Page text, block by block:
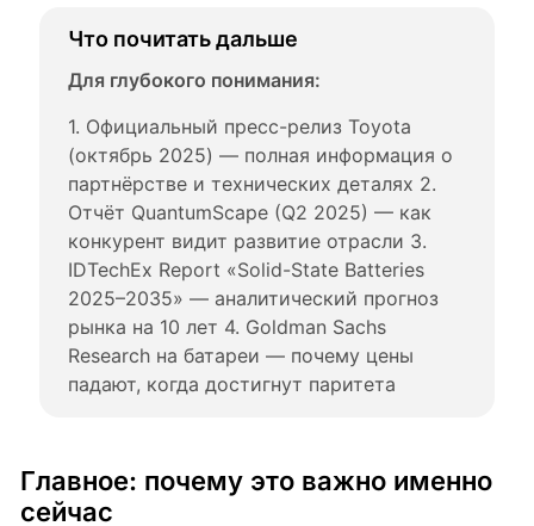
Что почитать дальше
Для глубокого понимания:
1. Официальный пресс-релиз Toyota
(октябрь 2025) — полная информация о
партнёрстве и технических деталях 2.
Отчёт QuantumScape (Q2 2025) — как
конкурент видит развитие отрасли 3.
IDTechEx Report «Solid-State Batteries
2025–2035» — аналитический прогноз
рынка на 10 лет 4. Goldman Sachs
Research на батареи — почему цены
падают, когда достигнут паритета
Главное: почему это важно именно
сейчас